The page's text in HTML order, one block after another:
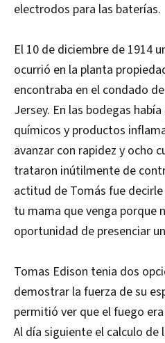
electrodos para las baterías.
El 10 de diciembre de 1914
ocurrió en la planta
encontraba en el condado
Jersey. En las bodegas
químicos y productos
avanzar con rapidez y ocho
trataron inútilmente de
actitud de Tomás fue decirle
tu mama que venga porque
oportunidad de presenciar
Tomas Edison tenia dos
demostrar la fuerza de su
permitió ver que el fuego
Al día siguiente el calculo de